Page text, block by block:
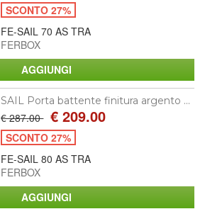
SCONTO 27%
FE-SAIL 70 AS TRA
FERBOX
SAIL Porta battente finitura argento ...
€ 287.00 € 209.00
SCONTO 27%
FE-SAIL 80 AS TRA
FERBOX